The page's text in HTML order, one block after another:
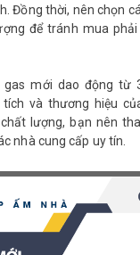
Đồng thời, nên chọn
để tránh mua
mới dao động từ
và thương hiệu
lượng, bạn nên
nhà cung cấp uy tín.